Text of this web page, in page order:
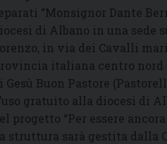
“Monsignor Dante
di Albano in una sede
in via dei Cavalli
italiana centro nord
Gesù Buon Pastore
gratuito alla diocesi di
progetto “Per essere ancora
struttura sarà gestita dalla